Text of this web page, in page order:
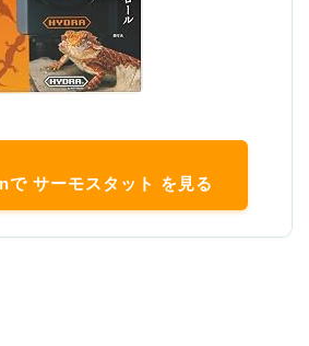
で サーモスタット を見る